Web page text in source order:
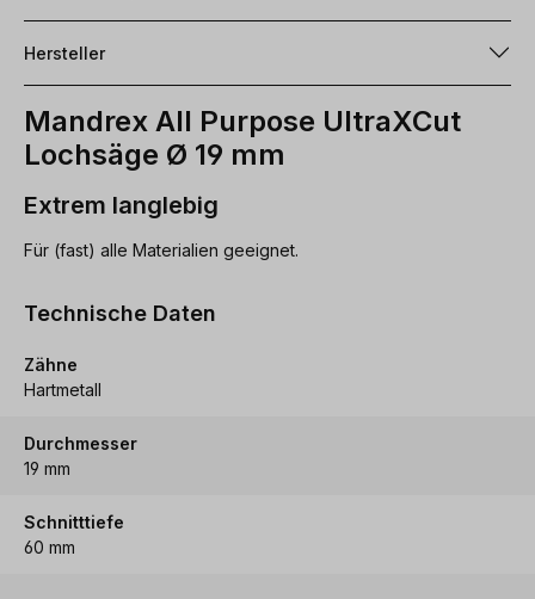
Hersteller
Mandrex All Purpose UltraXCut
Lochsäge Ø 19 mm
Extrem langlebig
Für (fast) alle Materialien geeignet.
Technische Daten
Zähne
Hartmetall
Durchmesser
19 mm
Schnitttiefe
60 mm